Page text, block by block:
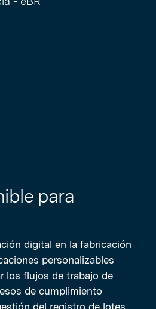
para
digital en la fabricación
personalizables
los flujos de trabajo de
de cumplimiento